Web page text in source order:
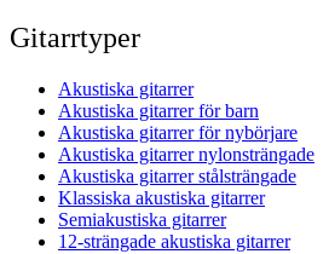
Gitarrtyper
Akustiska gitarrer
Akustiska gitarrer för barn
Akustiska gitarrer för nybörjare
Akustiska gitarrer nylonsträngade
Akustiska gitarrer stålsträngade
Klassiska akustiska gitarrer
Semiakustiska gitarrer
12-strängade akustiska gitarrer